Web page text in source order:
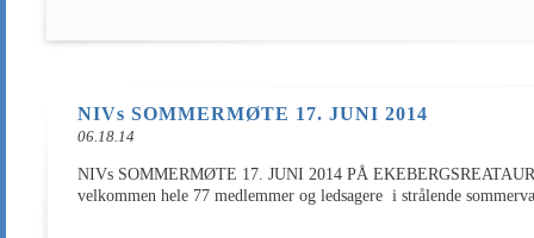
NIVs SOMMERMØTE 17. JUNI 2014
06.18.14
NIVs SOMMERMØTE 17. JUNI 2014 PÅ
velkommen hele 77 medlemmer og ledsagere i strålende